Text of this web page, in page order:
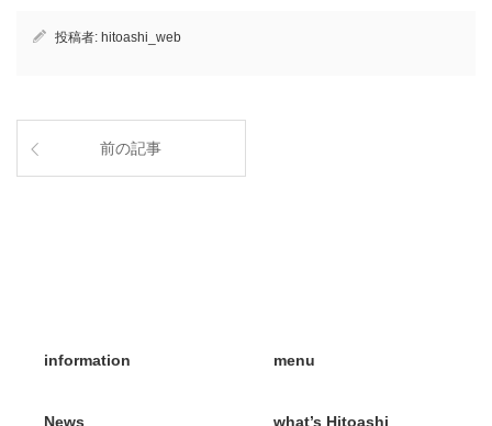
投稿者: hitoashi_web
前の記事
information menu
News what’s Hitoashi